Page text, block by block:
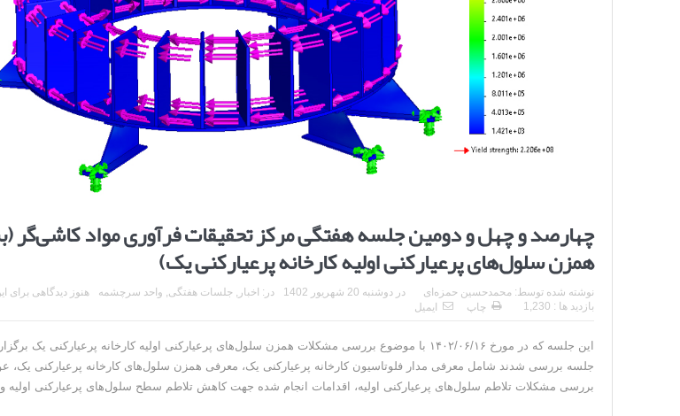
چهارصد و چهل و دومین جلسه هفتگی مرکز تحقیقات فرآوری مواد
همزن سلول‌های پرعیارکنی اولیه کارخانه پرعیارکنی یک)
نوشته شده توسط:محمد‌حسین حمزه‌ای دردوشنبه 20 شهریور 1402 در: اخبار ,جلسات هفتگی واحد سرچشمه
هنوز دیدگاهی برای
بازدید ها : 1,230
چاپ ایمیل
این جلسه که در مورخ ۱۴۰۲/۰۶/۱۶ با موضوع بررسی مشکلات همزن سلول‌های پرعیارکنی اولیه کارخانه پرعیارکنی
جلسه بررسی شدند شامل معرفی مدار فلوتاسیون کارخانه پرعیارکنی یک، معرفی همزن سلول‌های کارخانه پرعیارکنی یک،
بررسی مشکلات تلاطم سلول‌های پرعیارکنی اولیه، اقدامات انجام شده جهت کاهش تلاطم سطح سلول‌های پرعیارکنی اولیه و